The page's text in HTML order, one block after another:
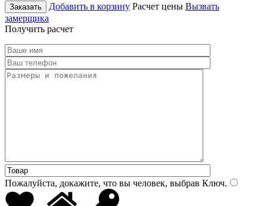
Заказать Добавить в корзину Расчет цены Вызвать
замерщика
Получить расчет
Пожалуйста, докажите, что вы человек, выбрав Ключ.